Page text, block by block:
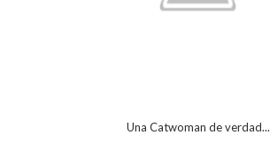
Una Catwoman de verdad...